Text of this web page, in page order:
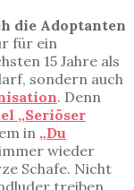
die Adoptanten
für ein
15 Jahre als
sondern auch
. Denn
„Seriöser
in „Du
wieder
Schafe. Nicht
treiben